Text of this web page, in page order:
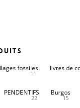
fossiles
11
livres de
PENDENTIFS
22
Burgos
15